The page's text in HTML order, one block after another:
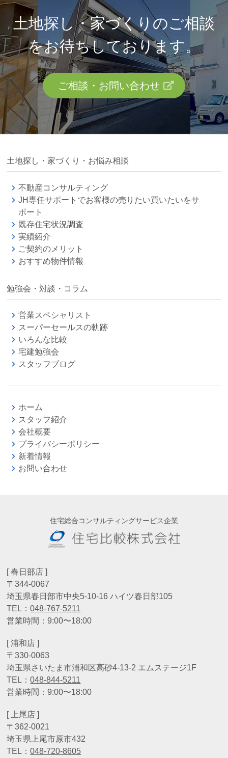
土地探し・家づくりのご相談
をお待ちしております。
ご相談・お問い合わせ
土地探し・家づくり・お悩み相談
不動産コンサルティング
JH専任サポートでお客様の売りたい買いたいをサ
ポート
既存住宅状況調査
実績紹介
ご契約のメリット
おすすめ物件情報
勉強会・対談・コラム
営業スペシャリスト
スーパーセールスの軌跡
いろんな比較
宅建勉強会
スタッフブログ
ホーム
スタッフ紹介
会社概要
プライバシーポリシー
新着情報
お問い合わせ
住宅総合コンサルティングサービス企業
[ 春日部店 ]
〒344-0067
埼玉県春日部市中央5-10-16 ハイツ春日部105
TEL：048-767-5211
営業時間：9:00〜18:00
[ 浦和店 ]
〒330-0063
埼玉県さいたま市浦和区高砂4-13-2 エムステージ1F
TEL：048-844-5211
営業時間：9:00〜18:00
[ 上尾店 ]
〒362-0021
埼玉県上尾市原市432
TEL：048-720-8605